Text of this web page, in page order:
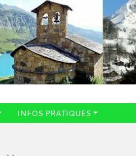
INFOS PRATIQUES